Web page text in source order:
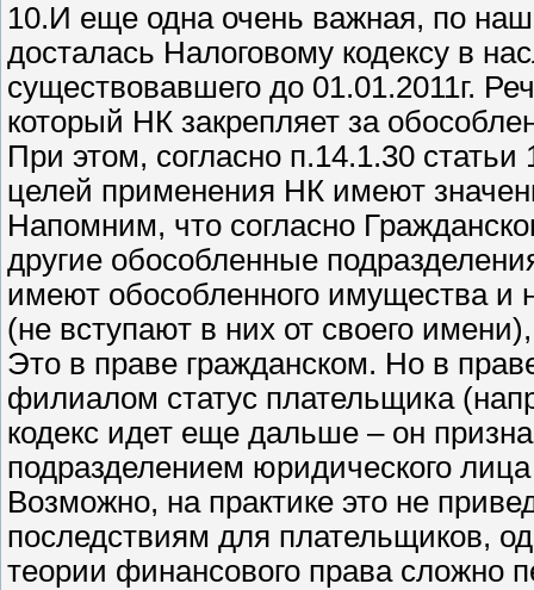
10.И еще одна очень важная, по
досталась Налоговому кодексу в
существовавшего до 01.01.2011г.
который НК закрепляет за
При этом, согласно п.14.1.30
целей применения НК имеют
Напомним, что согласно
другие обособленные
имеют обособленного имущества и
(не вступают в них от своего
Это в праве гражданском. Но в
филиалом статус плательщика
кодекс идет еще дальше – он
подразделением юридического
Возможно, на практике это не
последствиям для плательщиков,
теории финансового права сложно